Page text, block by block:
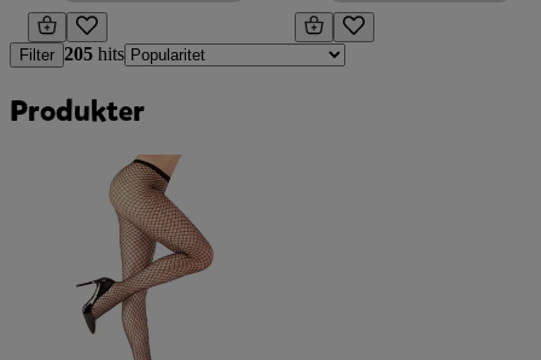
Filter 205 hits
Produkter